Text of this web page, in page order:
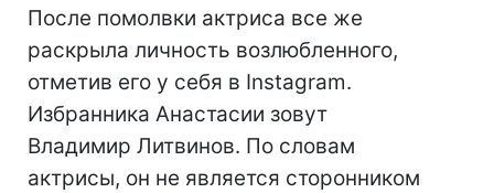
После помолвки актриса все же
раскрыла личность возлюбленного,
отметив его у себя в Instagram.
Избранника Анастасии зовут
Владимир Литвинов. По словам
актрисы, он не является сторонником